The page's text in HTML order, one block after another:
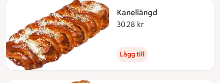
Kanellängd
30.28 kr
Lägg till